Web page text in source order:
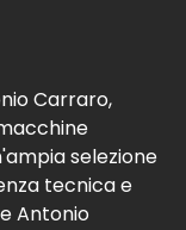
Carraro,
selezione
tecnica e
Antonio